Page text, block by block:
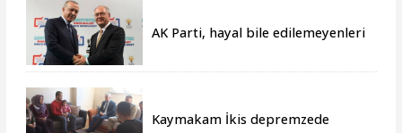
AK Parti, hayal bile edilemeyenleri
Kaymakam İkis depremzede